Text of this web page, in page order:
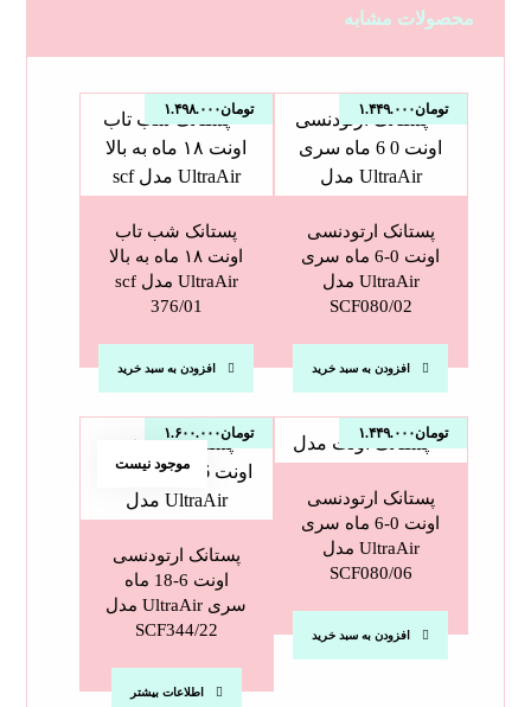
محصولات مشابه
پستانک ارتودنسی
اونت 0-6 ماه سری
UltraAir مدل
SCF080/02
تومان۱.۴۴۹.۰۰۰
افزودن به سبد خرید
پستانک شب تاب
اونت ۱۸ ماه به بالا
UltraAir مدل scf
376/01
تومان۱.۴۹۸.۰۰۰
افزودن به سبد خرید
پستانک ارتودنسی
اونت 0-6 ماه سری
UltraAir مدل
SCF080/06
تومان۱.۴۴۹.۰۰۰
افزودن به سبد خرید
پستانک ارتودنسی
اونت 6-18 ماه
سری UltraAir مدل
SCF344/22
تومان۱.۶۰۰.۰۰۰
موجود نیست
اطلاعات بیشتر